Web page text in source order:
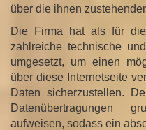
über die ihnen
Die Firma hat als für die
zahlreiche technische
umgesetzt, um einen
über diese Internetseite
Daten sicherzustellen.
Datenübertragungen
aufweisen, sodass ein